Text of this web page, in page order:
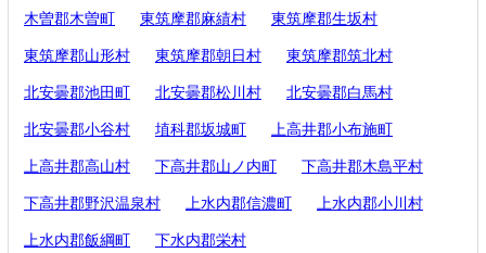
木曽郡木曽町 東筑摩郡麻績村 東筑摩郡生坂村
東筑摩郡山形村 東筑摩郡朝日村 東筑摩郡筑北村
北安曇郡池田町 北安曇郡松川村 北安曇郡白馬村
北安曇郡小谷村 埴科郡坂城町 上高井郡小布施町
上高井郡高山村 下高井郡山ノ内町 下高井郡木島平村
下高井郡野沢温泉村 上水内郡信濃町 上水内郡小川村
上水内郡飯綱町 下水内郡栄村